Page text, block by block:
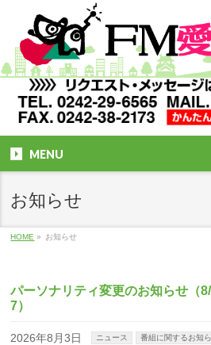
MENU
お知らせ
HOME » お知らせ
パーソナリティ変更のお知らせ（8/
7）
2026年8月3日 ニュース 番組に関するお知